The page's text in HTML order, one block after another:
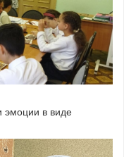
эмоции в виде